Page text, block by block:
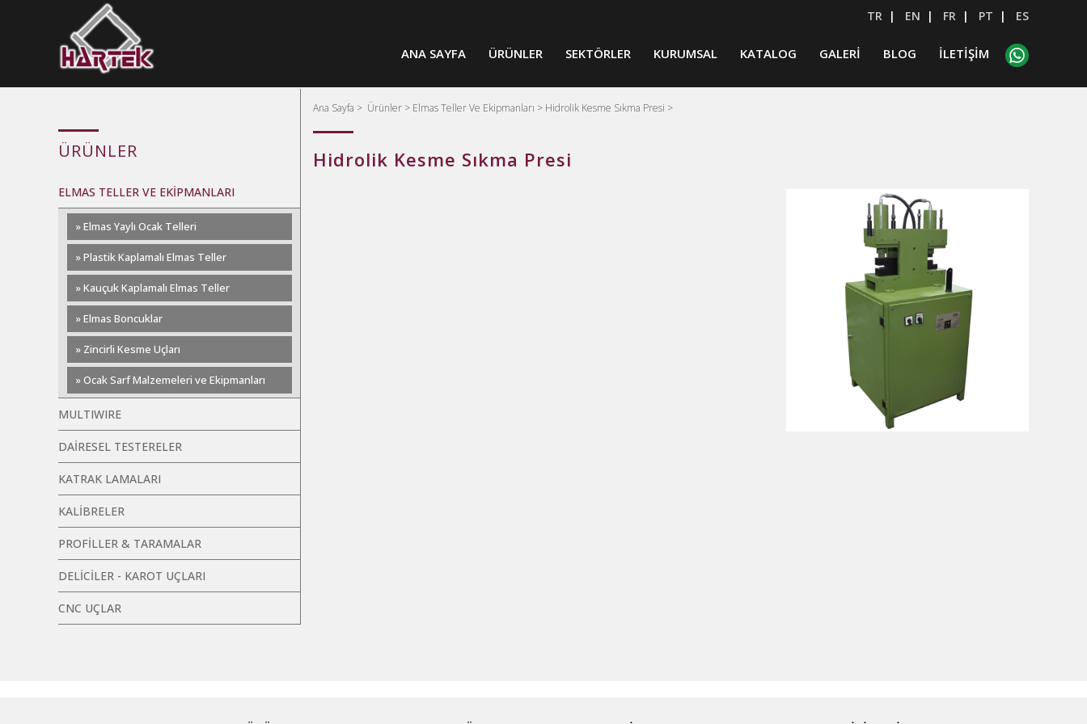
TR | EN | FR | PT | ES
ANA SAYFA ÜRÜNLER SEKTÖRLER KURUMSAL KATALOG GALERİ BLOG İLETİŞİM
ÜRÜNLER
ELMAS TELLER VE EKİPMANLARI
» Elmas Yaylı Ocak Telleri
» Plastik Kaplamalı Elmas Teller
» Kauçuk Kaplamalı Elmas Teller
» Elmas Boncuklar
» Zincirli Kesme Uçları
» Ocak Sarf Malzemeleri ve Ekipmanları
MULTIWIRE
DAİRESEL TESTERELER
KATRAK LAMALARI
KALİBRELER
PROFİLLER & TARAMALAR
DELİCİLER - KAROT UÇLARI
CNC UÇLAR
Ana Sayfa > Ürünler > Elmas Teller Ve Ekipmanları > Hidrolik Kesme Sıkma Presi >
Hidrolik Kesme Sıkma Presi